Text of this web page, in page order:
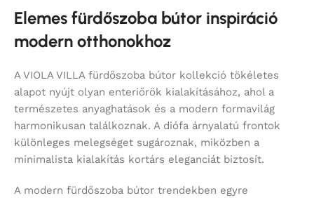
Elemes fürdőszoba bútor inspiráció
modern otthonokhoz
A VIOLA VILLA fürdőszoba bútor kollekció tökéletes
alapot nyújt olyan enteriőrök kialakításához, ahol a
természetes anyaghatások és a modern formavilág
harmonikusan találkoznak. A diófa árnyalatú frontok
különleges melegséget sugároznak, miközben a
minimalista kialakítás kortárs eleganciát biztosít.
A modern fürdőszoba bútor trendekben egyre